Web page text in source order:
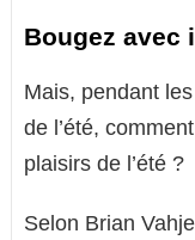
Bougez avec
Mais, pendant
de l’été,
plaisirs de l’été ?
Selon Brian